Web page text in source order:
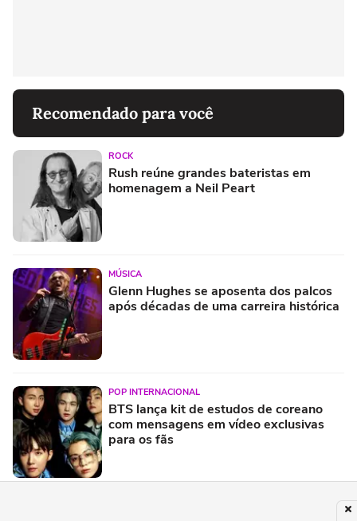
Recomendado para você
ROCK
Rush reúne grandes bateristas em
homenagem a Neil Peart
MÚSICA
Glenn Hughes se aposenta dos palcos
após décadas de uma carreira histórica
POP INTERNACIONAL
BTS lança kit de estudos de coreano
com mensagens em vídeo exclusivas
para os fãs